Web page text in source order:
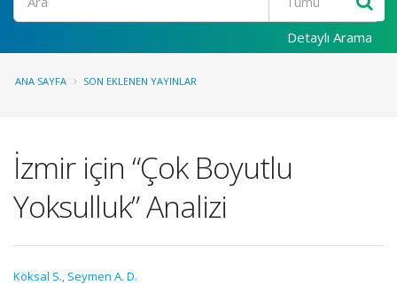
Detaylı Arama
ANA SAYFA SON EKLENEN YAYINLAR
İzmir için “Çok Boyutlu
Yoksulluk” Analizi
Köksal S., Seymen A. D.